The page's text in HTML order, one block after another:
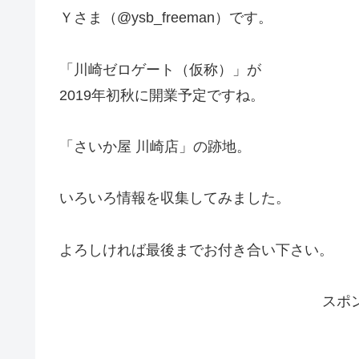
Ｙさま（@ysb_freeman）です。
「川崎ゼロゲート（仮称）」が
2019年初秋に開業予定ですね。
「さいか屋 川崎店」の跡地。
いろいろ情報を収集してみました。
よろしければ最後までお付き合い下さい。
スポ